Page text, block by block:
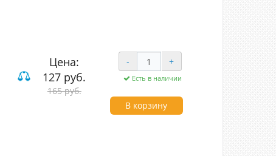
Цена:
127 руб.
165 руб.
- +
Есть в наличии
В корзину